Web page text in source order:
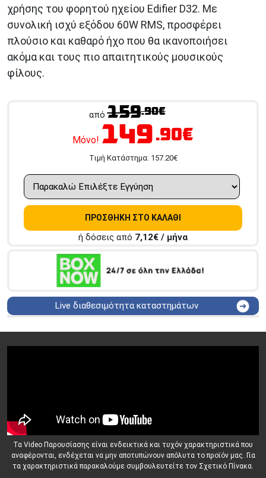
χρήσης του φορητού ηχείου Edifier D32. Με
συνολική ισχύ εξόδου 60W RMS, προσφέρει
πλούσιο και καθαρό ήχο που θα ικανοποιήσει
ακόμα και τους πιο απαιτητικούς μουσικούς
φίλους.
από159.90€
Μόνο! 149.90€
Tιμή Κατάστημα: 157.20€
ΠΡΟΣΘΗΚΗ ΣΤΟ ΚΑΛΑΘΙ
ή δόσεις από 7,12€ / μήνα
Live διαθεσιμότητα καταστημάτων
ΓΛΥΦΑΔΑ
A. Παπανδρέου 4
ΚΕΝΤΡΙΚΕΣ ΑΠΟΘΗΚΕΣ
ΘΕΣΣΑΛΟΝΙΚΗ
Δωδεκανήσου 28 &
Πολυτεχνείου
Τα Video Παρουσίασης είναι ενδεικτικά και τυχόν χαρακτηριστικά που
αναφέρονται, ενδέχεται να μην αποτυπώνουν απόλυτα το προϊόν μας. Για
τα χαρακτηριστικά παρακαλούμε συμβουλευτείτε τον Σχετικό Πίνακα.